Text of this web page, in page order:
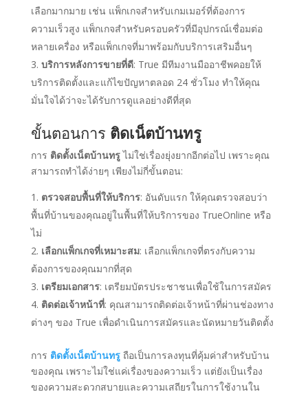
เลือกมากมาย เช่น แพ็กเกจสำหรับเกมเมอร์ที่ต้องการ
ความเร็วสูง แพ็กเกจสำหรับครอบครัวที่มีอุปกรณ์เชื่อมต่อ
หลายเครื่อง หรือแพ็กเกจที่มาพร้อมกับบริการเสริมอื่นๆ
บริการหลังการขายที่ดี: True มีทีมงานมืออาชีพคอยให้
บริการติดตั้งและแก้ไขปัญหาตลอด 24 ชั่วโมง ทำให้คุณ
มั่นใจได้ว่าจะได้รับการดูแลอย่างดีที่สุด
ขั้นตอนการ ติดเน็ตบ้านทรู
การ ติดตั้งเน็ตบ้านทรูไม่ใช่เรื่องยุ่งยากอีกต่อไป เพราะคุณ
สามารถทำได้ง่ายๆ เพียงไม่กี่ขั้นตอน:
ตรวจสอบพื้นที่ให้บริการ: อันดับแรก ให้คุณตรวจสอบว่า
พื้นที่บ้านของคุณอยู่ในพื้นที่ให้บริการของ TrueOnline หรือ
ไม่
เลือกแพ็กเกจที่เหมาะสม: เลือกแพ็กเกจที่ตรงกับความ
ต้องการของคุณมากที่สุด
เตรียมเอกสาร: เตรียมบัตรประชาชนเพื่อใช้ในการสมัคร
ติดต่อเจ้าหน้าที่: คุณสามารถติดต่อเจ้าหน้าที่ผ่านช่องทาง
ต่างๆ ของ True เพื่อดำเนินการสมัครและนัดหมายวันติดตั้ง
การ ติดตั้งเน็ตบ้านทรูถือเป็นการลงทุนที่คุ้มค่าสำหรับบ้าน
ของคุณ เพราะไม่ใช่แค่เรื่องของความเร็ว แต่ยังเป็นเรื่อง
ของความสะดวกสบายและความเสถียรในการใช้งานใน